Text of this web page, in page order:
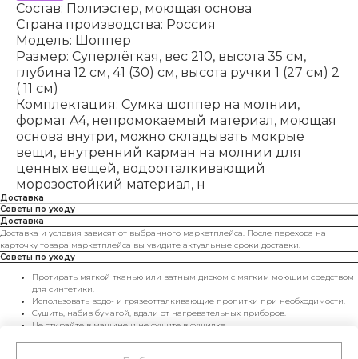
Состав: Полиэстер, моющая основа
Страна производства: Россия
Модель: Шоппер
Размер: Суперлёгкая, вес 210, высота 35 см,
глубина 12 см, 41 (30) см, высота ручки 1 (27 см) 2
( 11 см)
Комплектация: Сумка шоппер на молнии,
формат A4, непромокаемый материал, моющая
основа внутри, можно складывать мокрые
вещи, внутренний карман на молнии для
ценных вещей, водоотталкивающий
морозостойкий материал, н
Доставка
Советы по уходу
Доставка
Доставка и условия зависят от выбранного маркетплейса. После перехода на
карточку товара маркетплейса вы увидите актуальные сроки доставки.
Советы по уходу
Протирать мягкой тканью или ватным диском с мягким моющим средством
для синтетики.
Использовать водо- и грязеотталкивающие пропитки при необходимости.
Сушить, набив бумагой, вдали от нагревательных приборов.
Не стирайте в машине и не сушите в сушилке.